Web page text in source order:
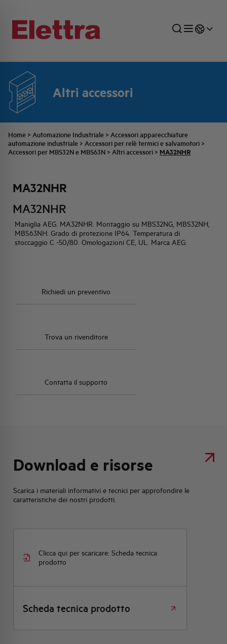
Altri accessori
Home > Automazione Industriale > Accessori apparecchiature
automazione industriale > Accessori per relè termici e salvamotori >
Accessori per MBS32N e MBS63N > Altri accessori > MA32NHR
MA32NHR
MA32NHR
Maniglia AEG. MA32NHR. Montaggio su MBS32NG, MBS32NH,
MBS63NH. Grado di protezione IP64. Temperatura di
stoccaggio C -50/80. Omologazioni CE, UL. Marca AEG.
Richiedi un preventivo
Trova un rivenditore
Contatta il supporto
Download e risorse
Scarica i materiali informativi e tecnici per approfondire le
caratteristiche dei nostri prodotti.
Clicca qui per scaricare: Scheda tecnica
prodotto
Scheda tecnica prodotto
SETTORI
RESIDENZIALE
DISTRIBUZIONE DI ENERGIA
SISTEMA QUADRI
FOTOVOLTAICO
ELEMENTO
RETE COMMERCIALE
QUALITÀ
PREVENTIVAZIONE
AZIENDA
STORIA ELETTRA
STORIA AEG
IDENTITÀ AZIENDALE
TUTTE LE NEWS
COMUNICATI INTERNI
PRODOTTI
EVENTI
JOB CAREERS